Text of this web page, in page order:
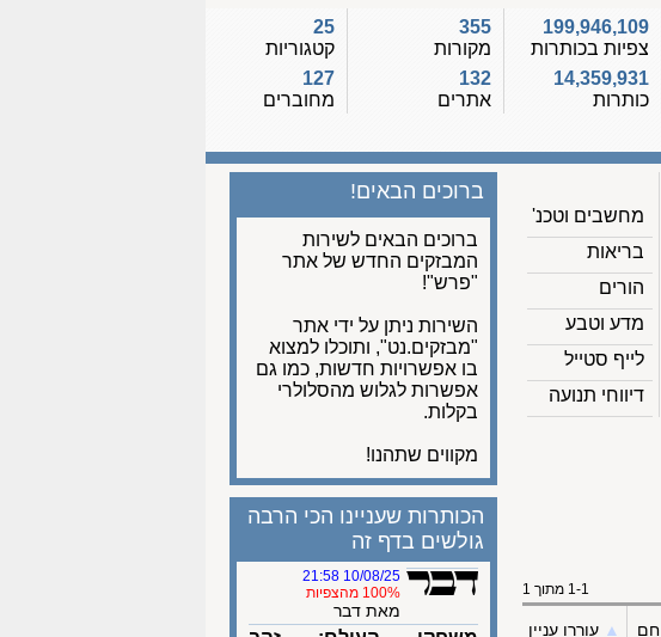
199,946,109
צפיות בכותרות
14,359,931
כותרות
355
מקורות
132
אתרים
25
קטגוריות
127
מחוברים
מחשבים וטכנ'
בריאות
הורים
מדע וטבע
לייף סטייל
דיווחי תנועה
ברוכים הבאים!
ברוכים הבאים לשירות
המבזקים החדש של אתר
"פרש"!
השירות ניתן על ידי אתר
"מבזקים.נט", ותוכלו למצוא
בו אפשרויות חדשות, כמו גם
אפשרות לגלוש מהסלולרי
בקלות.
מקווים שתהנו!
1-1 מתוך 1
חם ▲︎ עוררו עניין
הכותרות שעניינו הכי הרבה
גולשים בדף זה
10/08/25 21:58
100% מהצפיות
מאת דבר